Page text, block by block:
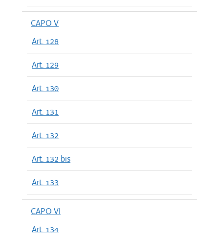
CAPO V
Art. 128
Art. 129
Art. 130
Art. 131
Art. 132
Art. 132 bis
Art. 133
CAPO VI
Art. 134